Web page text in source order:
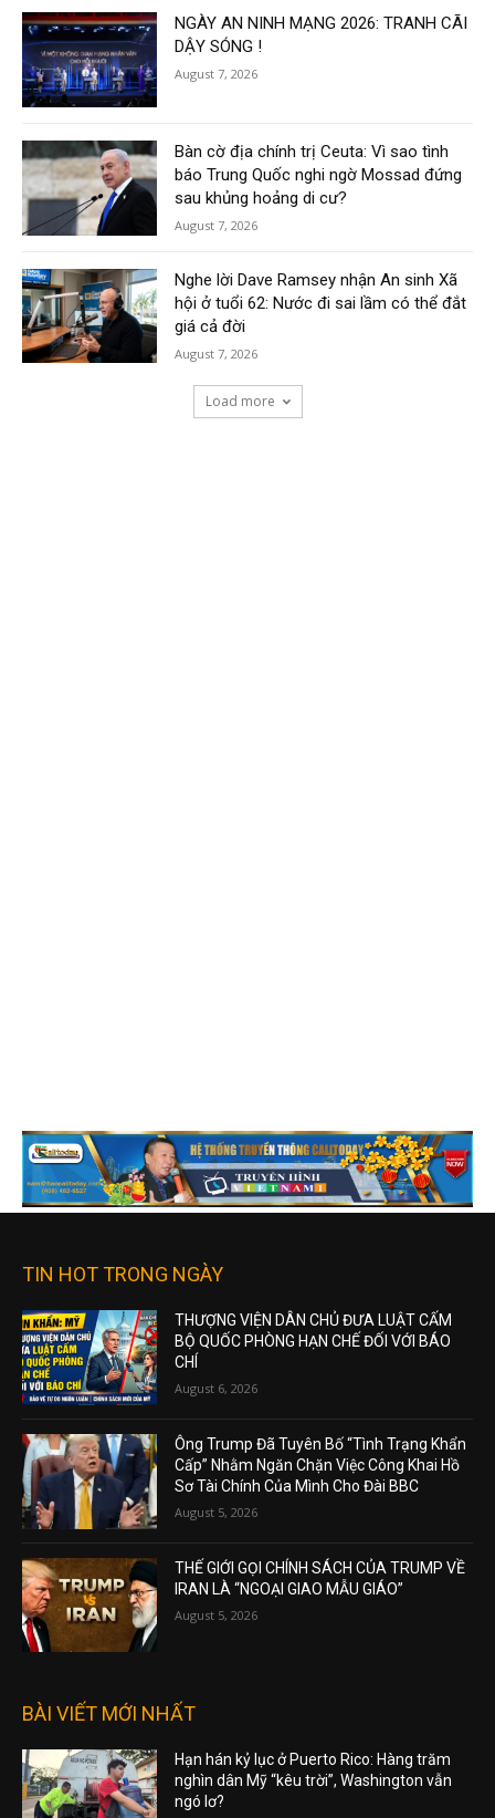
NGÀY AN NINH MẠNG 2026: TRANH CÃI
DẬY SÓNG !
August 7, 2026
Bàn cờ địa chính trị Ceuta: Vì sao tình
báo Trung Quốc nghi ngờ Mossad đứng
sau khủng hoảng di cư?
August 7, 2026
Nghe lời Dave Ramsey nhận An sinh Xã
hội ở tuổi 62: Nước đi sai lầm có thể đắt
giá cả đời
August 7, 2026
Load more
TIN HOT TRONG NGÀY
THƯỢNG VIỆN DÂN CHỦ ĐƯA LUẬT CẤM
BỘ QUỐC PHÒNG HẠN CHẾ ĐỐI VỚI BÁO
CHÍ
August 6, 2026
Ông Trump Đã Tuyên Bố “Tình Trạng Khẩn
Cấp” Nhằm Ngăn Chặn Việc Công Khai Hồ
Sơ Tài Chính Của Mình Cho Đài BBC
August 5, 2026
THẾ GIỚI GỌI CHÍNH SÁCH CỦA TRUMP VỀ
IRAN LÀ “NGOẠI GIAO MẪU GIÁO”
August 5, 2026
BÀI VIẾT MỚI NHẤT
Hạn hán kỷ lục ở Puerto Rico: Hàng trăm
nghìn dân Mỹ “kêu trời”, Washington vẫn
ngó lơ?